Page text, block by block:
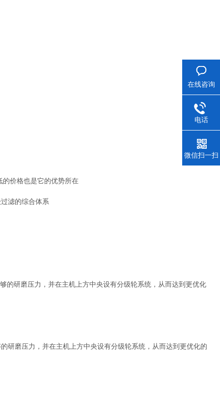
价格也是它的优势所在
滤的综合体系
的研磨压力，并在主机上方中央设有分级轮系统，从而达到更优化
研磨压力，并在主机上方中央设有分级轮系统，从而达到更优化的
在线咨询
电话
微信扫一扫